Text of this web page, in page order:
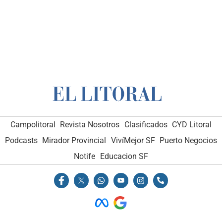
Campolitoral Revista Nosotros Clasificados CYD Litoral
Podcasts Mirador Provincial VivíMejor SF Puerto Negocios
Notife
Educacion SF